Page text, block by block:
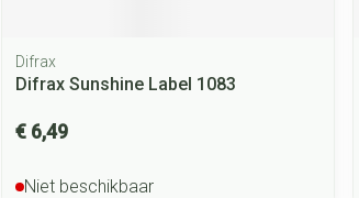
Difrax
Difrax Sunshine Label 1083
€ 6,49
Niet beschikbaar